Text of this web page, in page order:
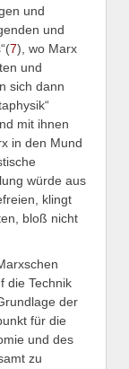
und
und
(7), wo Marx
und
sich dann
mit ihnen
in den Mund
würde aus
klingt
bloß nicht
die Technik
der
für die
und des
zu